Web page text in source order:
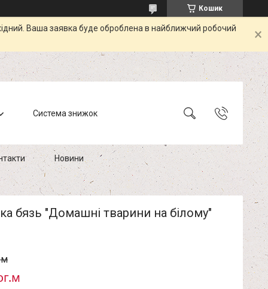
Кошик
Ваша заявка буде оброблена в найближчий робочий
Система знижок
Новини
бязь "Домашні тварини на білому"